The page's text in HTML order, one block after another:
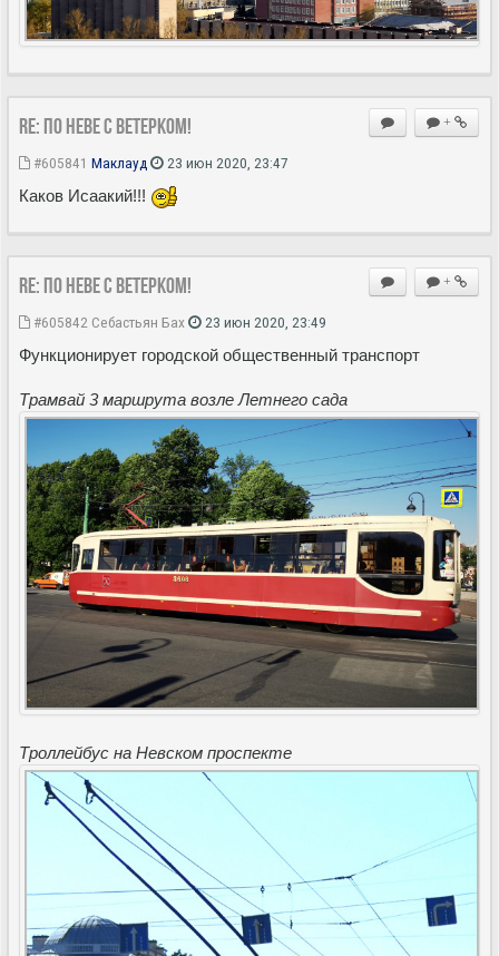
+
Re: По Неве с ветерком!
#605841 Маклауд 23 июн 2020, 23:47
Каков Исаакий!!!
+
Re: По Неве с ветерком!
#605842 Себастьян Бах 23 июн 2020, 23:49
Функционирует городской общественный транспорт
Трамвай 3 маршрута возле Летнего сада
Троллейбус на Невском проспекте